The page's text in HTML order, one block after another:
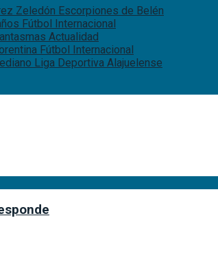
Zeledón Escorpiones de Belén
Fútbol Internacional
Actualidad
Fútbol Internacional
Liga Deportiva Alajuelense